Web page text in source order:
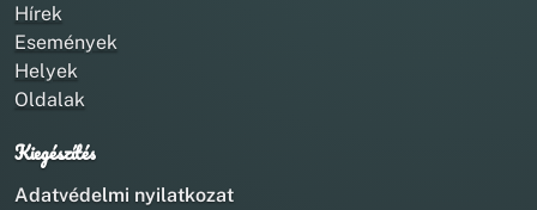
Hírek
Események
Helyek
Oldalak
Kiegészítés
Adatvédelmi nyilatkozat